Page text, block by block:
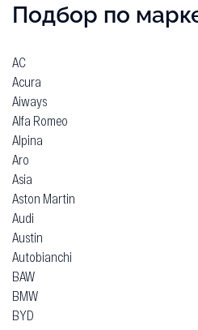
Подбор по
AC
Acura
Aiways
Alfa Romeo
Alpina
Aro
Asia
Aston Martin
Audi
Austin
Autobianchi
BAW
BMW
BYD